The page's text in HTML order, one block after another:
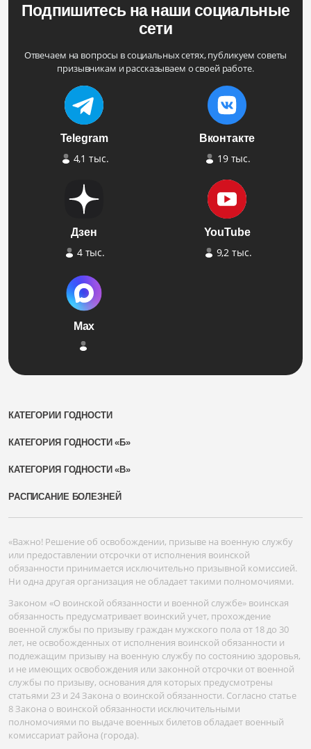
Подпишитесь на наши социальные
сети
Отвечаем на вопросы в социальных сетях, публикуем советы
призывникам и рассказываем о своей работе.
Telegram
4,1 тыс.
Вконтакте
19 тыс.
Дзен
4 тыс.
YouTube
9,2 тыс.
Max
КАТЕГОРИИ ГОДНОСТИ
КАТЕГОРИЯ ГОДНОСТИ «Б»
КАТЕГОРИЯ ГОДНОСТИ «В»
РАСПИСАНИЕ БОЛЕЗНЕЙ
«Важно! Решение об освобождении, призыве на военную службу
или предоставлении отсрочки от исполнения воинской
обязанности принимается исключительно призывной комиссией.
Ни одна другая организация не обладает такими полномочиями.
Законом «О воинской обязанности и военной службе» воинская
обязанность предусматривает воинский учет, прохождение
военной службы по призыву граждан мужского пола от 18 до 30
лет, не освобожденных от исполнения воинской обязанности и
подлежащим призыву на военную службу по состоянию здоровья,
и не имеющих освобождения или законной отсрочки от военной
службы по призыву, основания для которых предусмотрены
статьями 23 и 24 Закона о воинской обязанности. Согласно статье
8 Закона о воинской обязанности исключительными
полномочиями по выдаче военных билетов обладает военный
комиссариат района (города).